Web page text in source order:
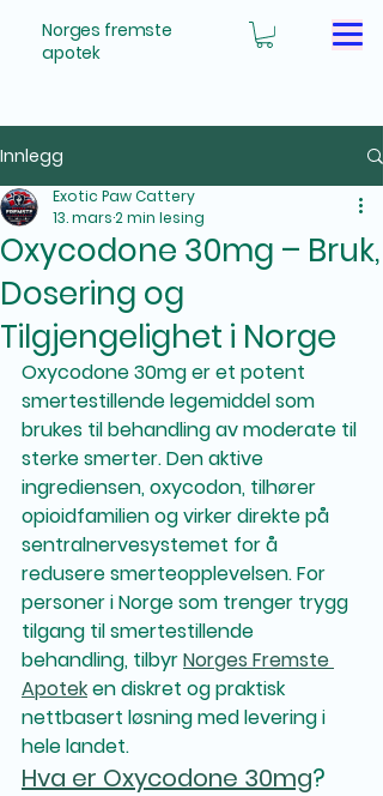
Norges fremste
apotek
Innlegg
Oxycodone 30mg – Bruk,
Dosering og
Tilgjengelighet i Norge
Exotic Paw Cattery
13. mars2 min lesing
Oxycodone 30mg er et potent
smertestillende legemiddel som
brukes til behandling av moderate til
sterke smerter. Den aktive
ingrediensen, oxycodon, tilhører
opioidfamilien og virker direkte på
sentralnervesystemet for å
redusere smerteopplevelsen. For
personer i Norge som trenger trygg
tilgang til smertestillende
behandling, tilbyr Norges Fremste
Apotek en diskret og praktisk
nettbasert løsning med levering i
hele landet.
Hva er Oxycodone 30mg?